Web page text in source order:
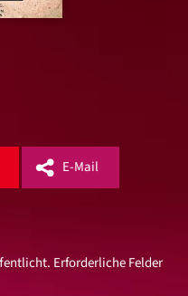
E-Mail
Erforderliche Felder